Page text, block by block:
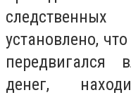
установлено,
передвигался
денег,